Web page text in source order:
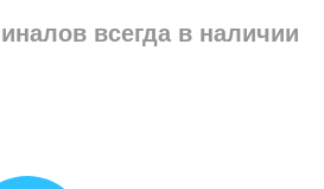
всегда в наличии